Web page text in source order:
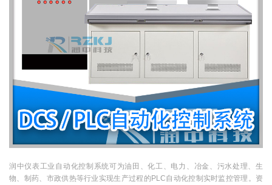
润中仪表工业自动化控制系统可为油田、化工、电力、冶金、污水处理、生
物、制药、市政供热等行业实现生产过程的PLC自动化控制实时监控管理。资